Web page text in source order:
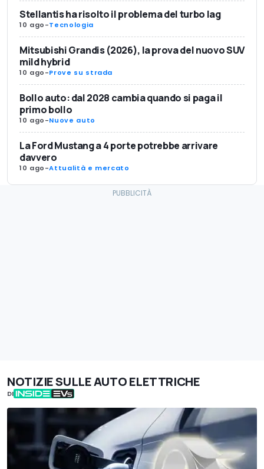
Stellantis ha risolto il problema del turbo lag
10 ago-Tecnologia
Mitsubishi Grandis (2026), la prova del nuovo SUV
mild hybrid
10 ago-Prove su strada
Bollo auto: dal 2028 cambia quando si paga il
primo bollo
10 ago-Nuove auto
La Ford Mustang a 4 porte potrebbe arrivare
davvero
10 ago-Attualità e mercato
NOTIZIE SULLE AUTO ELETTRICHE
DI